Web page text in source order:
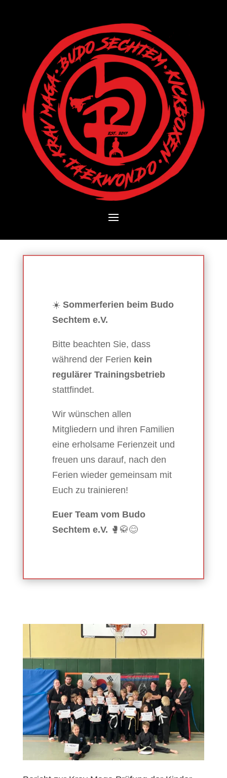
☀️ Sommerferien beim Budo
Sechtem e.V.
Bitte beachten Sie, dass
während der Ferien kein
regulärer Trainingsbetrieb
stattfindet.
Wir wünschen allen
Mitgliedern und ihren Familien
eine erholsame Ferienzeit und
freuen uns darauf, nach den
Ferien wieder gemeinsam mit
Euch zu trainieren!
Euer Team vom Budo
Sechtem e.V. 🥊🥋😊